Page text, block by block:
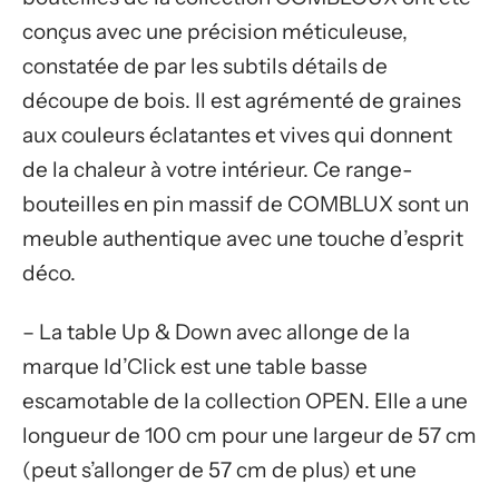
conçus avec une précision méticuleuse,
constatée de par les subtils détails de
découpe de bois. Il est agrémenté de graines
aux couleurs éclatantes et vives qui donnent
de la chaleur à votre intérieur. Ce range-
bouteilles en pin massif de COMBLUX sont un
meuble authentique avec une touche d’esprit
déco.
– La table Up & Down avec allonge de la
marque Id’Click est une table basse
escamotable de la collection OPEN. Elle a une
longueur de 100 cm pour une largeur de 57 cm
(peut s’allonger de 57 cm de plus) et une